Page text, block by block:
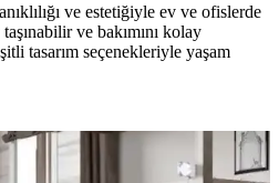
ve estetiğiyle ev ve ofislerde
ve bakımını kolay
tasarım seçenekleriyle yaşam